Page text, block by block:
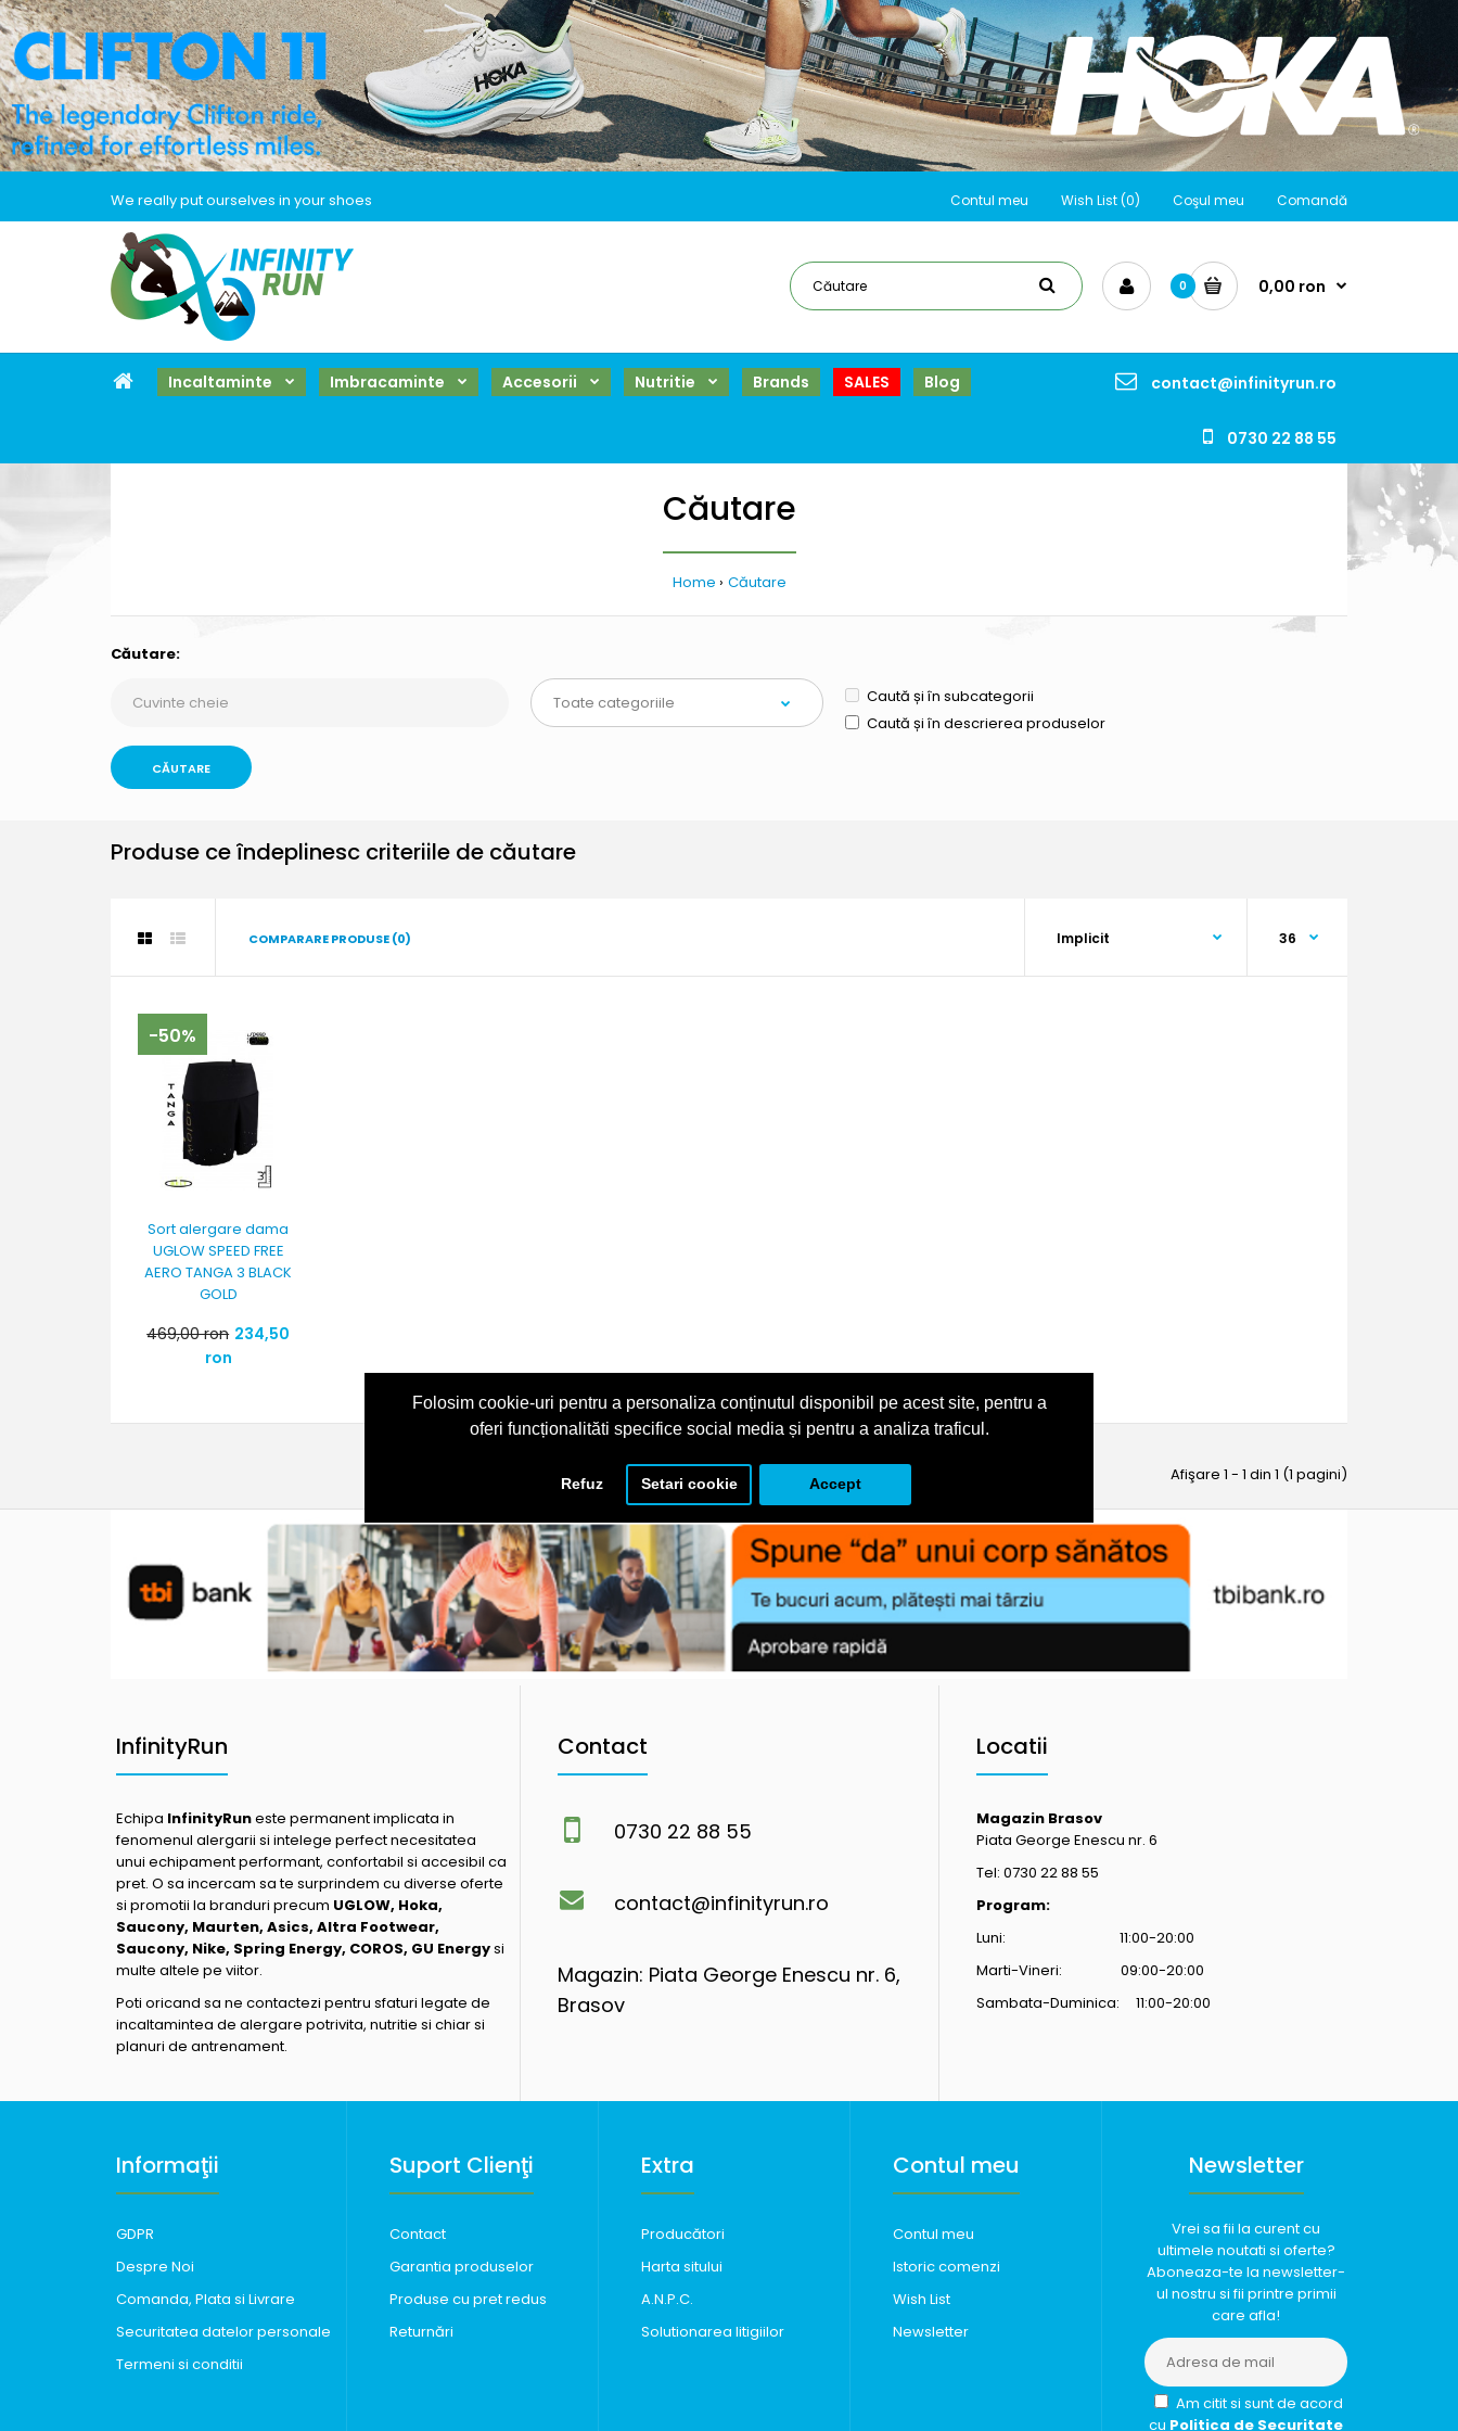
Folosim cookie-uri pentru a personaliza conținutul disponibil pe acest site, pentru a
oferi funcționalităti specifice social media și pentru a analiza traficul.
Refuz Setari cookie Accept
We really put ourselves in your shoes Contul meu Wish List (0) Coşul meu Comandă
0 0,00 ron
Incaltaminte Imbracaminte Accesorii Nutritie Brands SALES Blog contact@infinityrun.ro
0730 22 88 55
Căutare
Home Căutare
Căutare:
Caută și în subcategorii
Caută și în descrierea produselor
Produse ce îndeplinesc criteriile de căutare
COMPARARE PRODUSE (0)
-50%
Sort alergare dama
UGLOW SPEED FREE
AERO TANGA 3 BLACK
GOLD
469,00 ron 234,50
ron
Afişare 1 - 1 din 1 (1 pagini)
InfinityRun
Echipa InfinityRuneste permanent implicata in
fenomenul alergarii si intelege perfect necesitatea
unui echipament performant, confortabil si accesibil ca
pret. O sa incercam sa te surprindem cu diverse oferte
si promotii la branduri precum UGLOW, Hoka,
Saucony, Maurten, Asics, Altra Footwear,
Saucony, Nike, Spring Energy, COROS, GU Energysi
multe altele pe viitor.
Poti oricand sa ne contactezi pentru sfaturi legate de
incaltamintea de alergare potrivita, nutritie si chiar si
planuri de antrenament.
Contact
0730 22 88 55
contact@infinityrun.ro
Magazin: Piata George Enescu nr. 6,
Brasov
Locatii
Magazin Brasov
Piata George Enescu nr. 6
Tel: 0730 22 88 55
Program:
Luni: 11:00-20:00
Marti-Vineri: 09:00-20:00
Sambata-Duminica: 11:00-20:00
Informaţii
GDPR
Despre Noi
Comanda, Plata si Livrare
Securitatea datelor personale
Termeni si conditii
Suport Clienţi
Contact
Garantia produselor
Produse cu pret redus
Returnări
Extra
Producători
Harta sitului
A.N.P.C.
Solutionarea litigiilor
Contul meu
Contul meu
Istoric comenzi
Wish List
Newsletter
Newsletter
Vrei sa fii la curent cu
ultimele noutati si oferte?
Aboneaza-te la newsletter-
ul nostru si fii printre primii
care afla!
Am citit si sunt de acord
cu Politica de Securitate